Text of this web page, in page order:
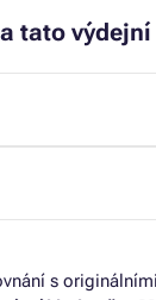
tato
s